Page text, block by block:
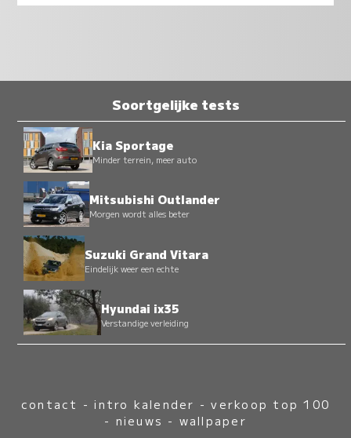
Soortgelijke tests
Kia Sportage
Minder terrein, meer auto
Mitsubishi Outlander
Morgen wordt alles beter
Suzuki Grand Vitara
Eindelijk weer een echte
Hyundai ix35
Verstandige verleiding
contact -intro kalender -verkoop top 100
- nieuws - wallpaper